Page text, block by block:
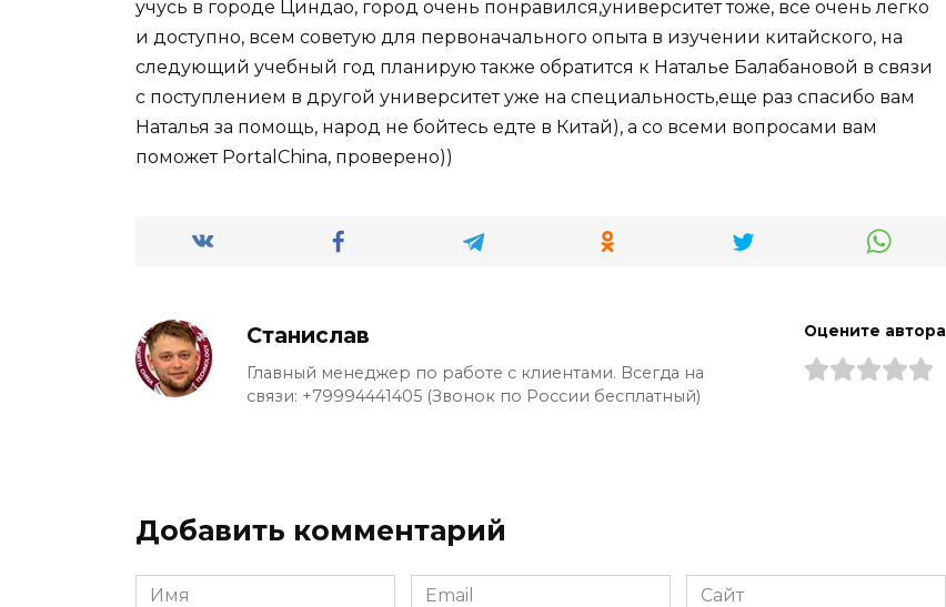
учусь в городе Циндао, город очень понравился,университет тоже, все очень легко
и доступно, всем советую для первоначального опыта в изучении китайского, на
следующий учебный год планирую также обратится к Наталье Балабановой в связи
с поступлением в другой университет уже на специальность,еще раз спасибо вам
Наталья за помощь, народ не бойтесь едте в Китай), а со всеми вопросами вам
поможет PortalChina, проверено))
Станислав
Главный менеджер по работе с клиентами. Всегда на
связи: +79994441405 (Звонок по России бесплатный)
Оцените автора
Добавить комментарий
Имя
Email
Сайт